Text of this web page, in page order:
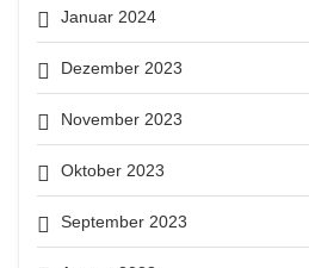
Januar 2024
Dezember 2023
November 2023
Oktober 2023
September 2023